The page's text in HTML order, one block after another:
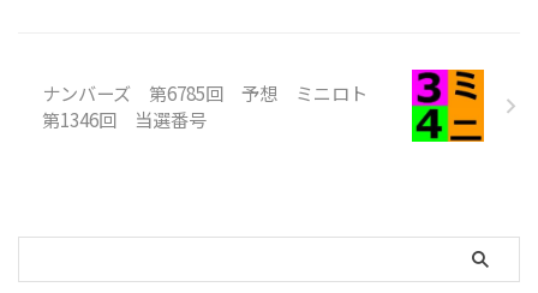
ナンバーズ 第6785回 予想 ミニロト
第1346回 当選番号